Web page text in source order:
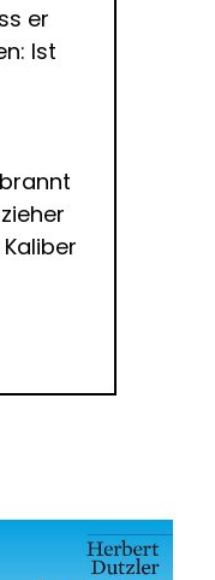
er
Ist